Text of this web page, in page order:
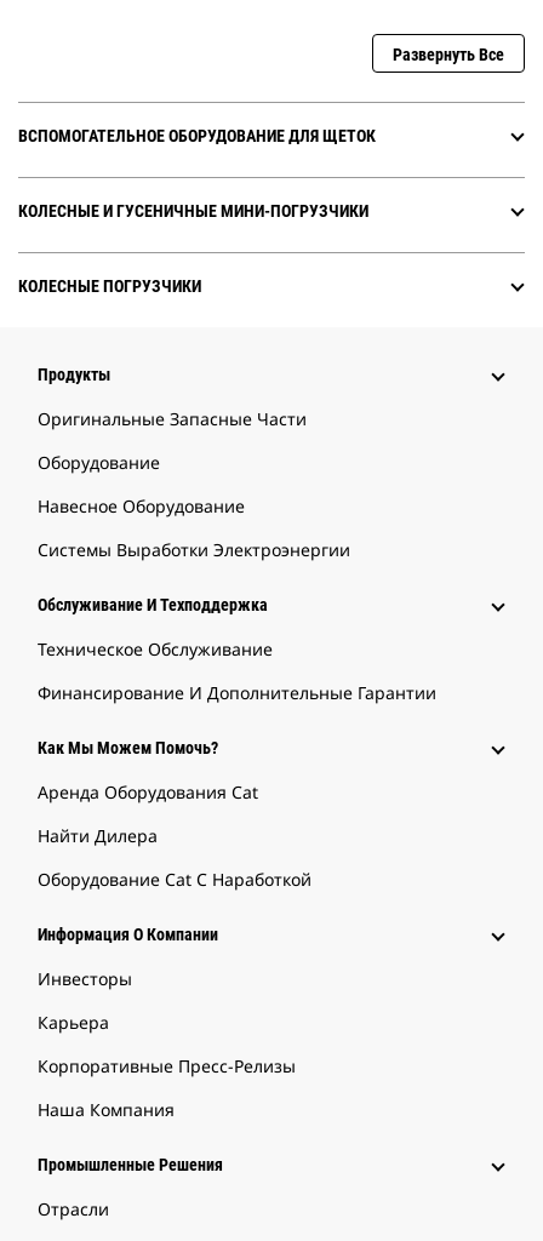
Развернуть Все
ВСПОМОГАТЕЛЬНОЕ ОБОРУДОВАНИЕ ДЛЯ ЩЕТОК
КОЛЕСНЫЕ И ГУСЕНИЧНЫЕ МИНИ-ПОГРУЗЧИКИ
КОЛЕСНЫЕ ПОГРУЗЧИКИ
Продукты
Оригинальные Запасные Части
Оборудование
Навесное Оборудование
Системы Выработки Электроэнергии
Обслуживание И Техподдержка
Техническое Обслуживание
Финансирование И Дополнительные Гарантии
Как Мы Можем Помочь?
Аренда Оборудования Cat
Найти Дилера
Оборудование Cat С Наработкой
Информация О Компании
Инвесторы
Карьера
Корпоративные Пресс-Релизы
Наша Компания
Промышленные Решения
Отрасли